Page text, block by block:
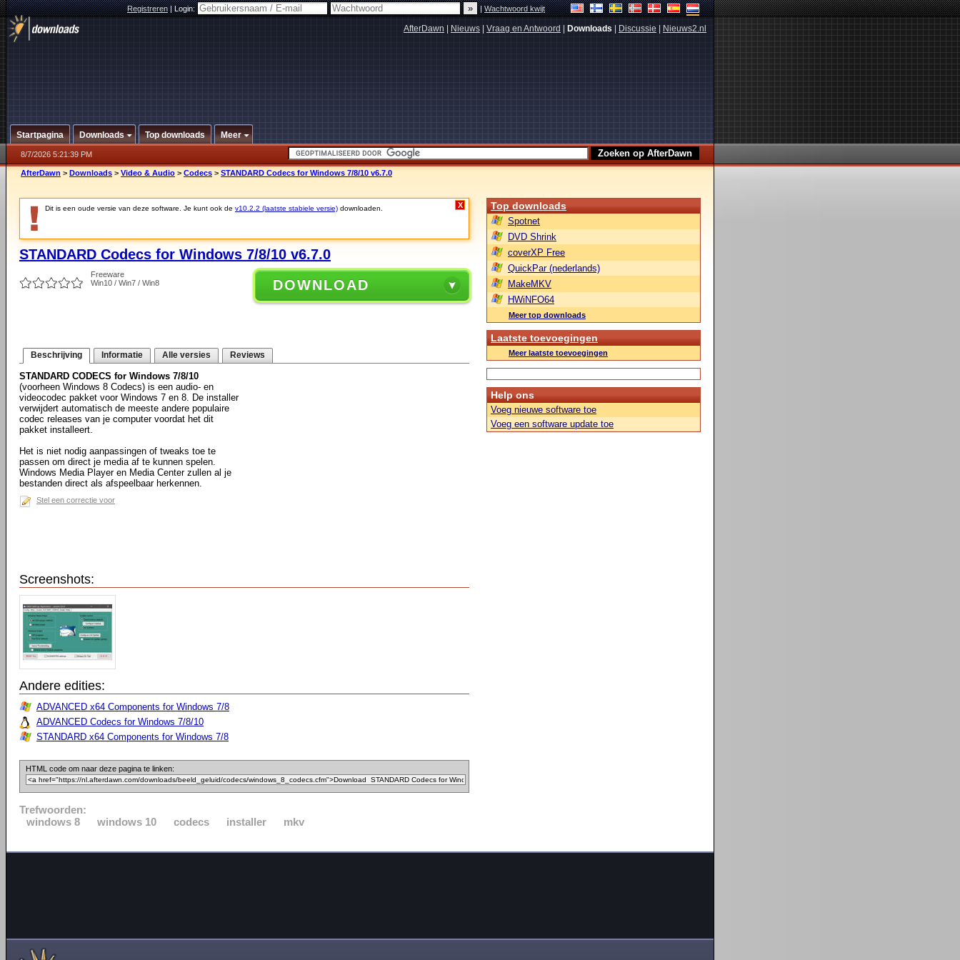
Registreren|Login: |Wachtwoord kwijt
AfterDawn Nieuws Vraag en Antwoord Downloads Discussie Nieuws2.nl
Startpagina Downloads Top downloads Meer
8/7/2026 5:21:39 PM
AfterDawn > Downloads > Video & Audio > Codecs > STANDARD Codecs for Windows 7/8/10 v6.7.0
Dit is een oude versie van deze software. Je kunt ook de v10.2.2 (laatste stabiele versie) downloaden. X
STANDARD Codecs for Windows 7/8/10 v6.7.0
Freeware
Win10 / Win7 / Win8
DOWNLOAD
Beschrijving Informatie Alle versies Reviews
STANDARD CODECS for Windows 7/8/10
(voorheen Windows 8 Codecs) is een audio- en
videocodec pakket voor Windows 7 en 8. De installer
verwijdert automatisch de meeste andere populaire
codec releases van je computer voordat het dit
pakket installeert.
Het is niet nodig aanpassingen of tweaks toe te
passen om direct je media af te kunnen spelen.
Windows Media Player en Media Center zullen al je
bestanden direct als afspeelbaar herkennen.
Stel een correctie voor
Screenshots:
Andere edities:
ADVANCED x64 Components for Windows 7/8
ADVANCED Codecs for Windows 7/8/10
STANDARD x64 Components for Windows 7/8
HTML code om naar deze pagina te linken:
Trefwoorden:
windows 8
windows 10 codecs installer mkv
Top downloads
Spotnet
DVD Shrink
coverXP Free
QuickPar (nederlands)
MakeMKV
HWiNFO64
Meer top downloads
Laatste toevoegingen
Meer laatste toevoegingen
Help ons
Voeg nieuwe software toe
Voeg een software update toe